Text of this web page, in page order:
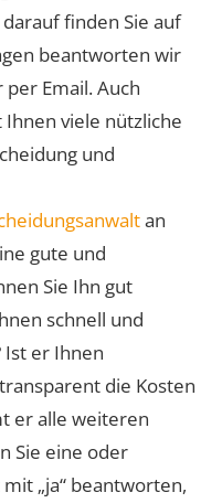
finden Sie auf
beantworten wir
Email. Auch
Ihnen viele nützliche
und
an
gute und
Sie Ihn gut
schnell und
Ist er Ihnen
die Kosten
er alle weiteren
Sie eine oder
„ja“ beantworten,